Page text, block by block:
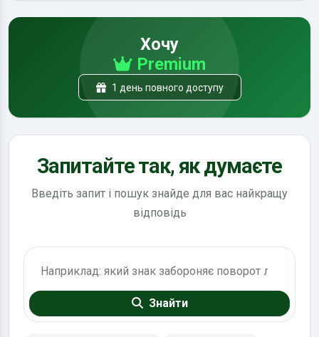
Хочу
Premium
1 день повного доступу
Запитайте так, як думаєте
Введіть запит і пошук знайде для вас найкращу
відповідь
Знайти